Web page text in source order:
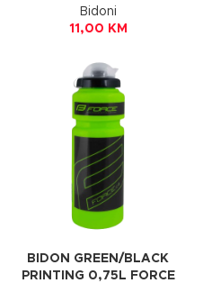
Bidoni
11,00 KM
BIDON GREEN/BLACK
PRINTING 0,75L FORCE